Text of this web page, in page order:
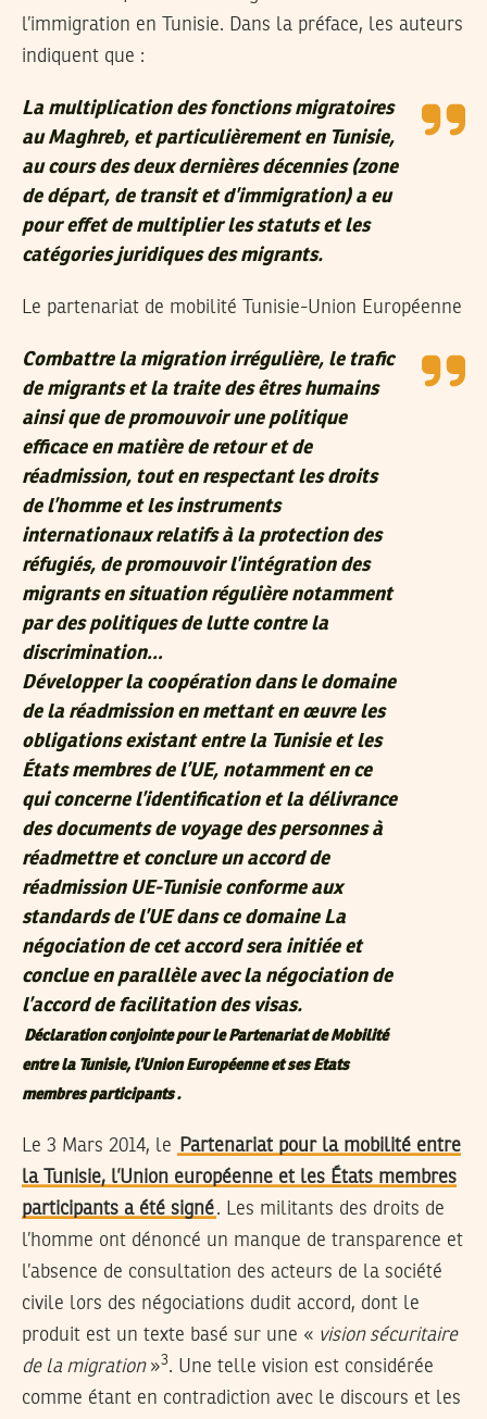
l’immigration en Tunisie. Dans la préface, les auteurs
indiquent que :
La multiplication des fonctions migratoires
au Maghreb, et particulièrement en Tunisie,
au cours des deux dernières décennies (zone
de départ, de transit et d’immigration) a eu
pour effet de multiplier les statuts et les
catégories juridiques des migrants.
Le partenariat de mobilité Tunisie-Union Européenne
Combattre la migration irrégulière, le trafic
de migrants et la traite des êtres humains
ainsi que de promouvoir une politique
efficace en matière de retour et de
réadmission, tout en respectant les droits
de l’homme et les instruments
internationaux relatifs à la protection des
réfugiés, de promouvoir l’intégration des
migrants en situation régulière notamment
par des politiques de lutte contre la
discrimination…
Développer la coopération dans le domaine
de la réadmission en mettant en œuvre les
obligations existant entre la Tunisie et les
États membres de l’UE, notamment en ce
qui concerne l’identification et la délivrance
des documents de voyage des personnes à
réadmettre et conclure un accord de
réadmission UE-Tunisie conforme aux
standards de l’UE dans ce domaine La
négociation de cet accord sera initiée et
conclue en parallèle avec la négociation de
l’accord de facilitation des visas.
Déclaration conjointe pour le Partenariat de Mobilité
entre la Tunisie, l’Union Européenne et ses Etats
membres participants .
Le 3 Mars 2014, le
Partenariat pour la mobilité entre
la Tunisie, l’Union européenne et les États membres
participants a été signé. Les militants des droits de
l’homme ont dénoncé un manque de transparence et
l’absence de consultation des acteurs de la société
civile lors des négociations dudit accord, dont le
produit est un texte basé sur une « vision sécuritaire
de la migration»3. Une telle vision est considérée
comme étant en contradiction avec le discours et les